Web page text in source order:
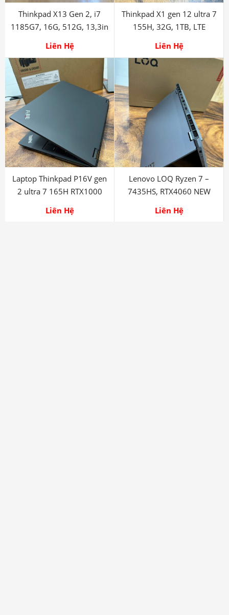
Thinkpad X13 Gen 2, i7
1185G7, 16G, 512G, 13,3in
Liên Hệ
Thinkpad X1 gen 12 ultra 7
155H, 32G, 1TB, LTE
Liên Hệ
Laptop Thinkpad P16V gen
2 ultra 7 165H RTX1000
Liên Hệ
Lenovo LOQ Ryzen 7 –
7435HS, RTX4060 NEW
Liên Hệ